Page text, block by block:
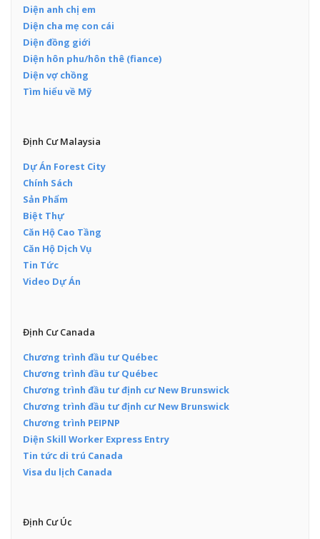
Diện anh chị em
Diện cha mẹ con cái
Diện đồng giới
Diện hôn phu/hôn thê (fiance)
Diện vợ chồng
Tìm hiểu về Mỹ
Định Cư Malaysia
Dự Án Forest City
Chính Sách
Sản Phẩm
Biệt Thự
Căn Hộ Cao Tầng
Căn Hộ Dịch Vụ
Tin Tức
Video Dự Án
Định Cư Canada
Chương trình đầu tư Québec
Chương trình đầu tư Québec
Chương trình đầu tư định cư New Brunswick
Chương trình đầu tư định cư New Brunswick
Chương trình PEIPNP
Diện Skill Worker Express Entry
Tin tức di trú Canada
Visa du lịch Canada
Định Cư Úc